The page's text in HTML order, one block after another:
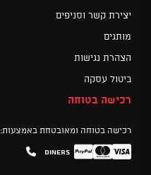
יצירת קשר וסניפים
מותגים
הצהרת נגישות
ביטול עסקה
רכישה בטוחה
רכישה בטוחה ומאובטחת באמצעות:
Visa
Mastercard
PayPal
Diners